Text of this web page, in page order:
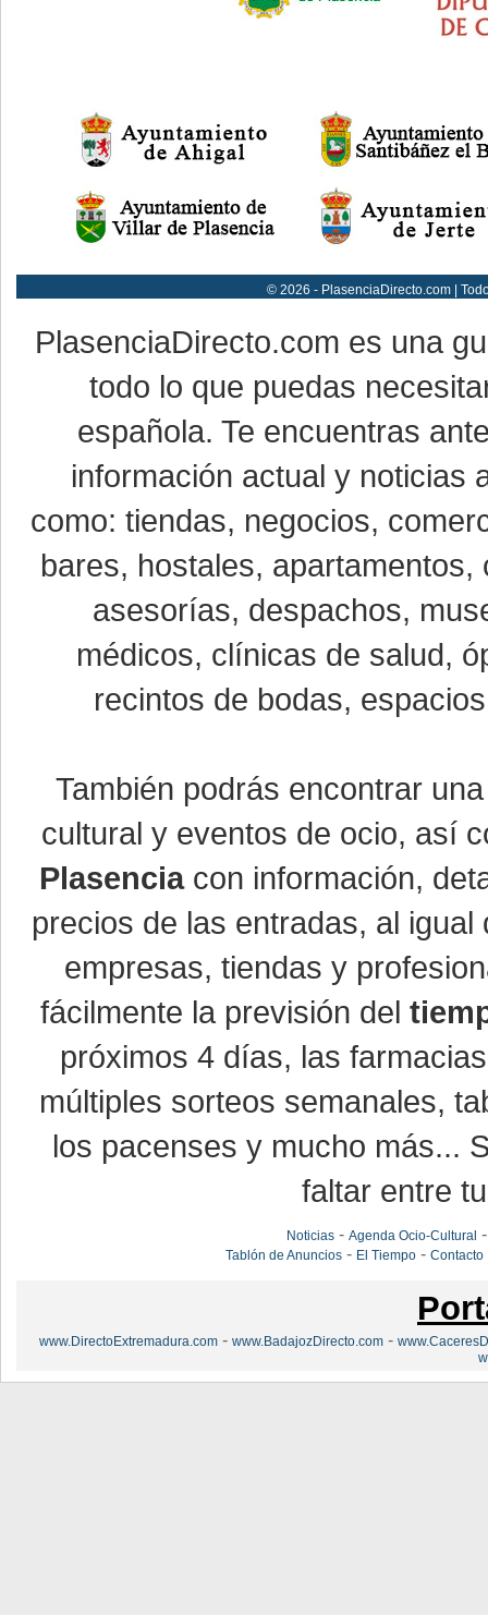
© 2026 - PlasenciaDirecto.com |
PlasenciaDirecto.com es una
todo lo que puedas
española. Te encuentras
información actual y noticias
como: tiendas, negocios,
bares, hostales,
asesorías, despachos,
médicos, clínicas de salud,
recintos de bodas,
También podrás encontrar
cultural y eventos de ocio, así
Plasenciacon información,
precios de las entradas, al
empresas, tiendas y
fácilmente la previsión del
próximos 4 días, las
múltiples sorteos semanales,
los pacenses y mucho más...
faltar entre
Noticias -Agenda Ocio-Cultural
Tablón de Anuncios - El Tiempo -Contacto
www.DirectoExtremadura.com - www.BadajozDirecto.com -